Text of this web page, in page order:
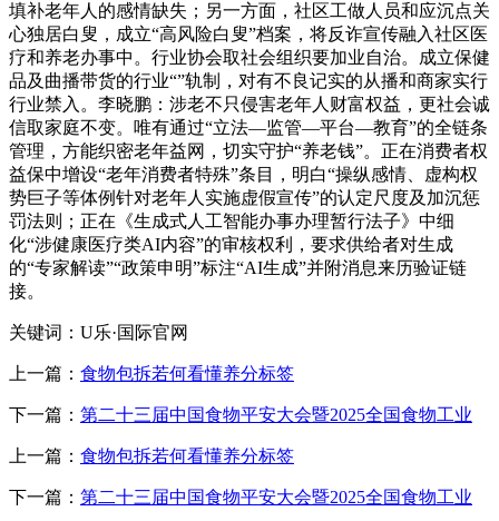
填补老年人的感情缺失；另一方面，社区工做人员和应沉点关
心独居白叟，成立“高风险白叟”档案，将反诈宣传融入社区医
疗和养老办事中。行业协会取社会组织要加业自治。成立保健
品及曲播带货的行业“”轨制，对有不良记实的从播和商家实行
行业禁入。李晓鹏：涉老不只侵害老年人财富权益，更社会诚
信取家庭不变。唯有通过“立法—监管—平台—教育”的全链条
管理，方能织密老年益网，切实守护“养老钱”。正在消费者权
益保中增设“老年消费者特殊”条目，明白“操纵感情、虚构权
势巨子等体例针对老年人实施虚假宣传”的认定尺度及加沉惩
罚法则；正在《生成式人工智能办事办理暂行法子》中细
化“涉健康医疗类AI内容”的审核权利，要求供给者对生成
的“专家解读”“政策申明”标注“AI生成”并附消息来历验证链
接。
关键词：U乐·国际官网
上一篇： 食物包拆若何看懂养分标签
下一篇： 第二十三届中国食物平安大会暨2025全国食物工业
上一篇： 食物包拆若何看懂养分标签
下一篇： 第二十三届中国食物平安大会暨2025全国食物工业